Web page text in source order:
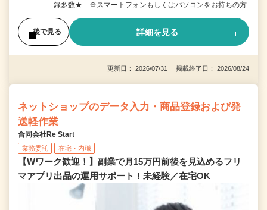
録多数★ ※スマートフォンもしくはパソコンをお持ちの方
後で見る 詳細を見る
更新日： 2026/07/31 掲載終了日： 2026/08/24
ネットショップのデータ入力・商品登録および発
送軽作業
合同会社Re Start
業務委託 在宅・内職
【Wワーク歓迎！】副業で月15万円前後を見込めるフリ
マアプリ出品の運用サポート！未経験／在宅OK